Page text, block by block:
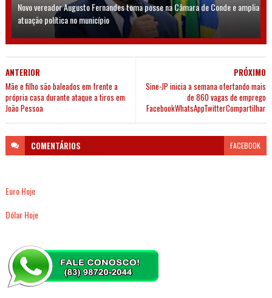
Novo vereador Augusto Fernandes toma posse na Câmara de Conde e amplia
atuação política no município
PRÓXIMO
Sine-JP inicia a semana ofertando mais
de 860 vagas de emprego
FacebookWhatsAppTwitterCompartilhar
ANTERIOR
Mãe e filho são baleados em frente a
própria casa durante ataque a tiros em
João Pessoa
COMENTÁRIOS FACEBOOK
Euro Hoje
Dólar Hoje